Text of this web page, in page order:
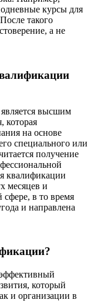
курсы для
такого
а не
высшим
которая
на основе
специального или
получение
квалификации
месяцев и
сфере, в то время
и направлена
который
и организации в